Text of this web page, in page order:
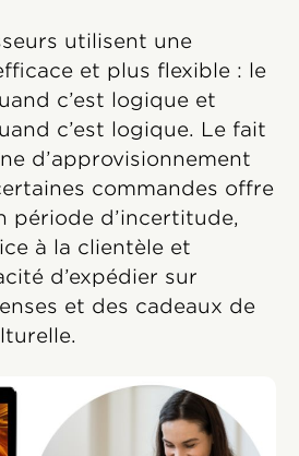
utilisent une
et plus flexible : le
c’est logique et
c’est logique. Le fait
d’approvisionnement
commandes offre
période d’incertitude,
à la clientèle et
d’expédier sur
et des cadeaux de